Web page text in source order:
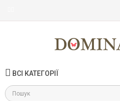
ВСІ КАТЕГОРІЇ